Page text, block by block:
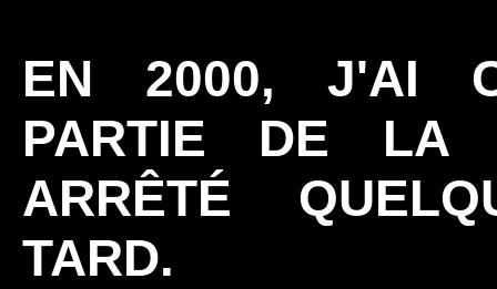
EN 2000, J'AI
PARTIE DE LA
ARRÊTÉ
TARD.